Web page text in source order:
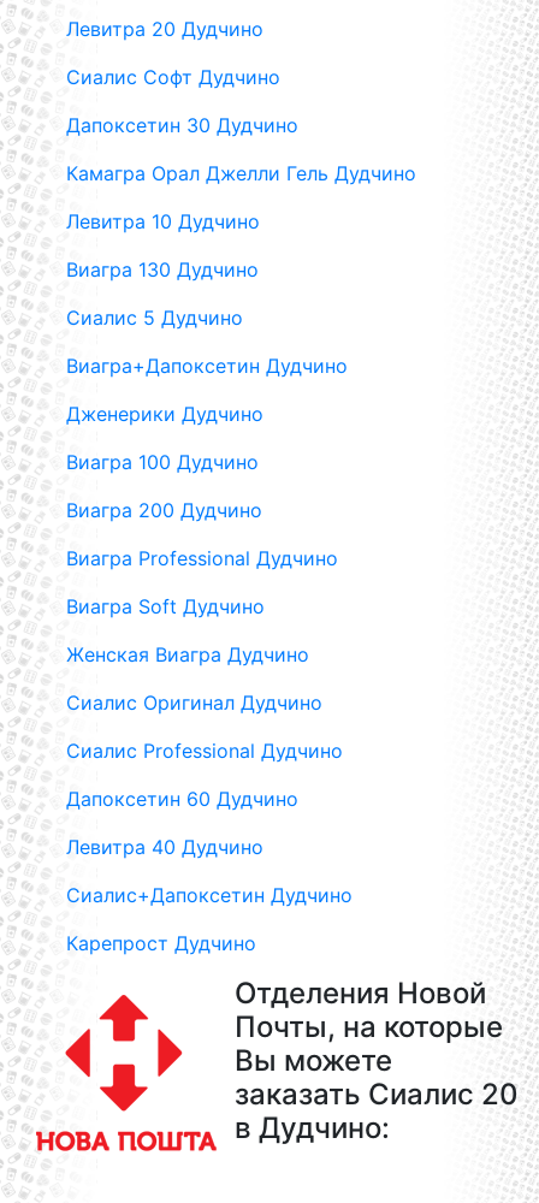
Левитра 20 Дудчино
Сиалис Софт Дудчино
Дапоксетин 30 Дудчино
Камагра Орал Джелли Гель Дудчино
Левитра 10 Дудчино
Виагра 130 Дудчино
Сиалис 5 Дудчино
Виагра+Дапоксетин Дудчино
Дженерики Дудчино
Виагра 100 Дудчино
Виагра 200 Дудчино
Виагра Professional Дудчино
Виагра Soft Дудчино
Женская Виагра Дудчино
Сиалис Оригинал Дудчино
Сиалис Professional Дудчино
Дапоксетин 60 Дудчино
Левитра 40 Дудчино
Сиалис+Дапоксетин Дудчино
Карепрост Дудчино
Отделения Новой
Почты, на которые
Вы можете
заказать Сиалис 20
в Дудчино: